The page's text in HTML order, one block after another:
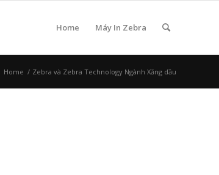
Home Máy In Zebra
Home / Zebra và Zebra Technology Ngành Xăng dầu